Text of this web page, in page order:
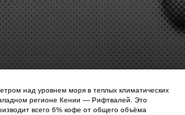
над уровнем моря в теплых климатических
регионе Кении — Рифтвалей. Это
всего 6% кофе от общего объёма